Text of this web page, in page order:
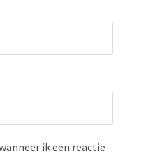
ik een reactie